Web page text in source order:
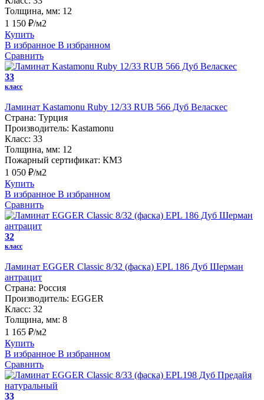
Толщина, мм: 12
1 150 ₽/м2
Купить
В избранное В избранном
Сравнить
33
класс
Ламинат Kastamonu Ruby 12/33 RUB 566 Дуб Веласкес
Страна: Турция
Производитель: Kastamonu
Класс: 33
Толщина, мм: 12
Пожарный сертификат: КМ3
1 050 ₽/м2
Купить
В избранное В избранном
Сравнить
32
класс
Ламинат EGGER Classic 8/32 (фаска) EPL 186 Дуб Шерман
антрацит
Страна: Россия
Производитель: EGGER
Класс: 32
Толщина, мм: 8
1 165 ₽/м2
Купить
В избранное В избранном
Сравнить
33